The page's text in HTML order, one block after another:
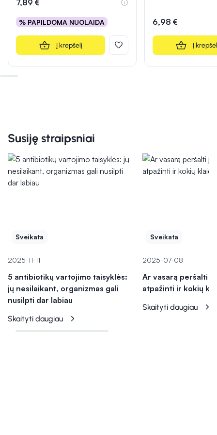
7,89 €
% PAPILDOMA NUOLAIDA
Į krepšelį
6,98 €
Į
Susiję straipsniai
Sveikata
2025-11-11
5 antibiotikų vartojimo taisyklės:
jų nesilaikant, organizmas gali
nusilpti dar labiau
Skaityti daugiau
Sveikata
2025-07-08
Ar vasarą peršalti
atpažinti ir kokių
Skaityti daugiau